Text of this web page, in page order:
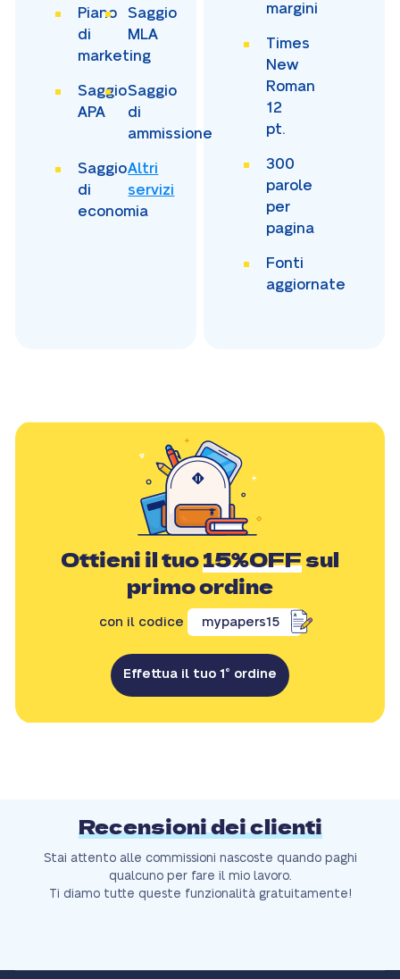
Piano
di
marketing
Saggio
MLA
Saggio
APA
Saggio
di
ammissione
Saggio
di
economia
Altri
servizi
margini
Times
New
Roman
12
pt.
300
parole
per
pagina
Fonti
aggiornate
Ottieni il tuo15%OFFsul
primo ordine
con il codice mypapers15
Effettua il tuo 1° ordine
Recensioni dei clienti
Stai attento alle commissioni nascoste quando paghi
qualcuno per fare il mio lavoro.
Ti diamo tutte queste funzionalità gratuitamente!